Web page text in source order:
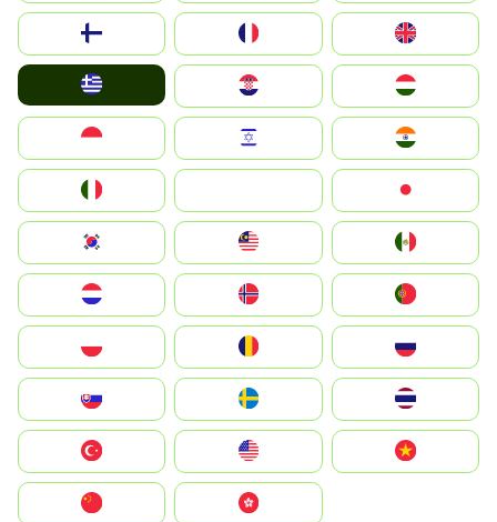
United Kingdom
Magyarország
South Korea
United States
中國香港特別行政區